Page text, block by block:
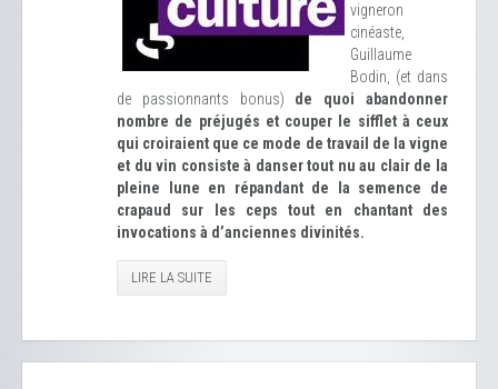
vigneron
cinéaste,
Guillaume
Bodin, (et dans
de passionnants bonus) de quoi abandonner
nombre de préjugés et couper le sifflet à ceux
qui croiraient que ce mode de travail de la vigne
et du vin consiste à danser tout nu au clair de la
pleine lune en répandant de la semence de
crapaud sur les ceps tout en chantant des
invocations à d’anciennes divinités.
LIRE LA SUITE